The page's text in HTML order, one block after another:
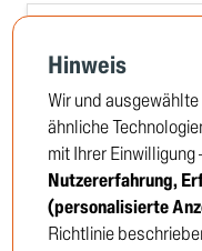
Hinweis
Wir und
ähnliche
mit Ihrer Einwilligung
Nutzererfahrung,
(personalisierte
Richtlinie